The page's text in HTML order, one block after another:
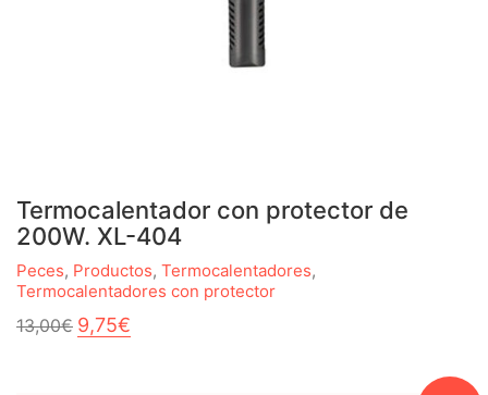
Termocalentador con protector de
200W. XL-404
Peces, Productos, Termocalentadores,
Termocalentadores con protector
13,00€ El
precio
9,75€
precio